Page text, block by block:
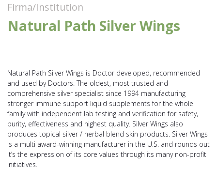
Firma/Institution
Natural Path Silver Wings
Natural Path Silver Wings is Doctor developed, recommended
and used by Doctors. The oldest, most trusted and
comprehensive silver specialist since 1994 manufacturing
stronger immune support liquid supplements for the whole
family with independent lab testing and verification for safety,
purity, effectiveness and highest quality. Silver Wings also
produces topical silver / herbal blend skin products. Silver Wings
is a multi award-winning manufacturer in the U.S. and rounds out
it’s the expression of its core values through its many non-profit
initiatives.